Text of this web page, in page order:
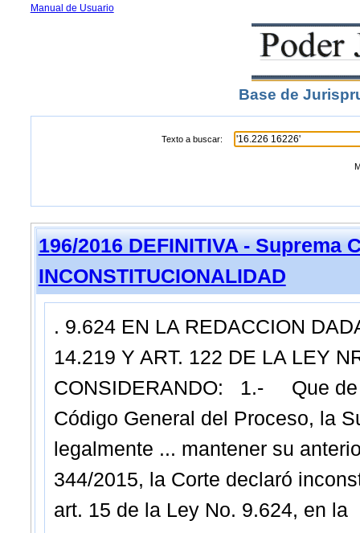
Manual de Usuario
Base de
Texto a buscar:
196/2016 DEFINITIVA - Suprema
INCONSTITUCIONALIDAD
. 9.624 EN LA REDACCION
14.219 Y ART. 122 DE LA LEY
CONSIDERANDO: 1.- Que de
Código General del Proceso, la
legalmente ... mantener su
344/2015, la Corte declaró
art. 15 de la Ley No. 9.624, en la